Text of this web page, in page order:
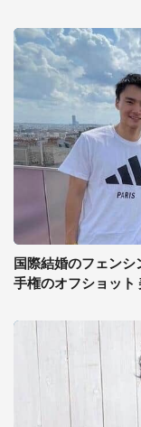
国際結婚のフェン
手権のオフショット